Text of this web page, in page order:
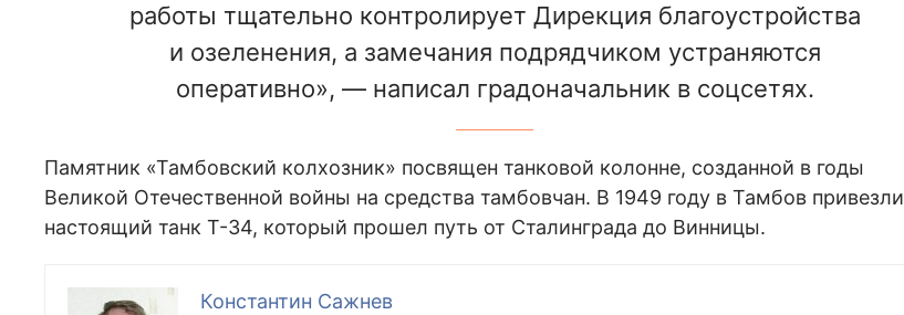
работы тщательно контролирует Дирекция благоустройства
и озеленения, а замечания подрядчиком устраняются
оперативно», — написал градоначальник в соцсетях.
Памятник «Тамбовский колхозник» посвящен танковой колонне, созданной в годы
Великой Отечественной войны на средства тамбовчан. В 1949 году в Тамбов привезли
настоящий танк Т-34, который прошел путь от Сталинграда до Винницы.
Константин Сажнев